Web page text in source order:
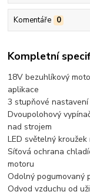
Komentáře 0
Kompletní
18V bezuhlíkový
aplikace
3 stupňové
Dvoupolohový
nad strojem
LED světelný
Síťová ochrana
motoru
Odolný pogumovaný
Odvod vzduchu od